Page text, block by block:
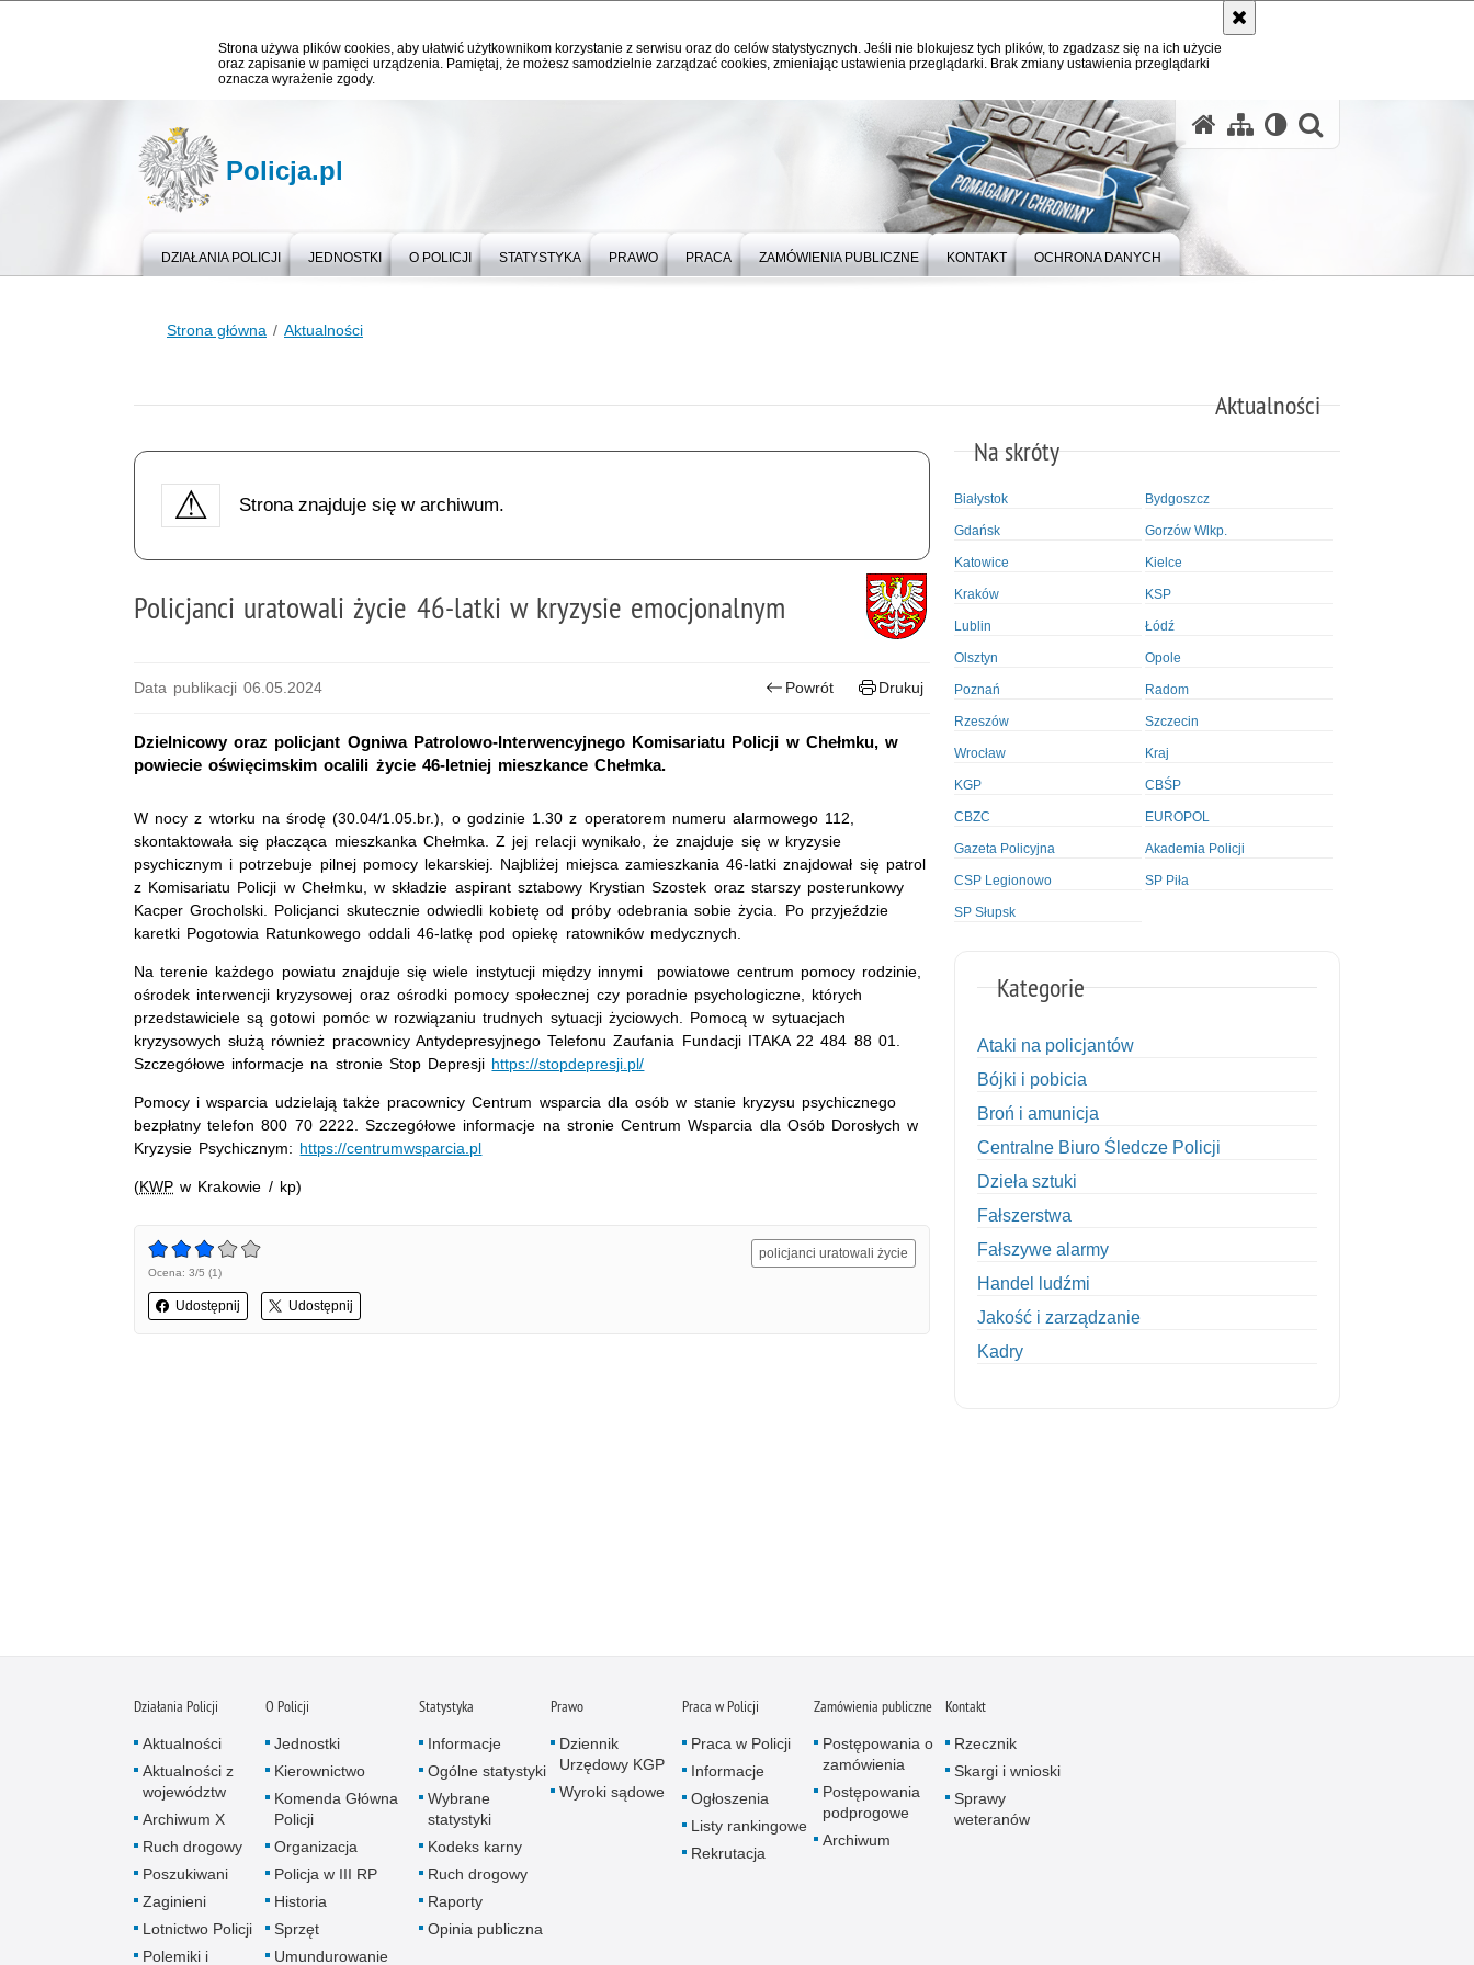
Strona używa plików cookies, aby ułatwić użytkownikom korzystanie z serwisu oraz do celów statystycznych. Jeśli nie blokujesz tych plików, to zgadzasz się na ich użycie
oraz zapisanie w pamięci urządzenia. Pamiętaj, że możesz samodzielnie zarządzać cookies, zmieniając ustawienia przeglądarki. Brak zmiany ustawienia przeglądarki
oznacza wyrażenie zgody.
Policja.pl
DZIAŁANIA POLICJI JEDNOSTKI O POLICJI STATYSTYKA PRAWO PRACA ZAMÓWIENIA PUBLICZNE KONTAKT OCHRONA DANYCH
Strona główna Aktualności
Aktualności
Strona znajduje się w archiwum.
Policjanci uratowali życie 46-latki w kryzysie emocjonalnym
Data publikacji 06.05.2024 Powrót Drukuj
Dzielnicowy oraz policjant Ogniwa Patrolowo-Interwencyjnego Komisariatu Policji w Chełmku, w
powiecie oświęcimskim ocalili życie 46-letniej mieszkance Chełmka.
W nocy z wtorku na środę (30.04/1.05.br.), o godzinie 1.30 z operatorem numeru alarmowego 112,
skontaktowała się płacząca mieszkanka Chełmka. Z jej relacji wynikało, że znajduje się w kryzysie
psychicznym i potrzebuje pilnej pomocy lekarskiej. Najbliżej miejsca zamieszkania 46-latki znajdował się patrol
z Komisariatu Policji w Chełmku, w składzie aspirant sztabowy Krystian Szostek oraz starszy posterunkowy
Kacper Grocholski. Policjanci skutecznie odwiedli kobietę od próby odebrania sobie życia. Po przyjeździe
karetki Pogotowia Ratunkowego oddali 46-latkę pod opiekę ratowników medycznych.
Na terenie każdego powiatu znajduje się wiele instytucji między innymi powiatowe centrum pomocy rodzinie,
ośrodek interwencji kryzysowej oraz ośrodki pomocy społecznej czy poradnie psychologiczne, których
przedstawiciele są gotowi pomóc w rozwiązaniu trudnych sytuacji życiowych. Pomocą w sytuacjach
kryzysowych służą również pracownicy Antydepresyjnego Telefonu Zaufania Fundacji ITAKA 22 484 88 01.
Szczegółowe informacje na stronie Stop Depresji https://stopdepresji.pl/
Pomocy i wsparcia udzielają także pracownicy Centrum wsparcia dla osób w stanie kryzysu psychicznego
bezpłatny telefon 800 70 2222. Szczegółowe informacje na stronie Centrum Wsparcia dla Osób Dorosłych w
Kryzysie Psychicznym: https://centrumwsparcia.pl
(KWP w Krakowie / kp)
Ocena: 3/5 (1)
Udostępnij Udostępnij
policjanci uratowali życie
Na skróty
Białystok Bydgoszcz
Gdańsk Gorzów Wlkp.
Katowice Kielce
Kraków KSP
Lublin Łódź
Olsztyn Opole
Poznań Radom
Rzeszów Szczecin
Wrocław Kraj
KGP CBŚP
CBZC EUROPOL
Gazeta Policyjna Akademia Policji
CSP Legionowo SP Piła
SP Słupsk
Kategorie
Ataki na policjantów
Bójki i pobicia
Broń i amunicja
Centralne Biuro Śledcze Policji
Dzieła sztuki
Fałszerstwa
Fałszywe alarmy
Handel ludźmi
Jakość i zarządzanie
Kadry
Nietrzeźwi kierujący
Nietrzeźwi opiekunowie
Działania Policji
Aktualności
Aktualności z
województw
Archiwum X
Ruch drogowy
Poszukiwani
Zaginieni
Lotnictwo Policji
Polemiki i
O Policji
Jednostki
Kierownictwo
Komenda Główna
Policji
Organizacja
Policja w III RP
Historia
Sprzęt
Umundurowanie
Statystyka
Informacje
Ogólne statystyki
Wybrane
statystyki
Kodeks karny
Ruch drogowy
Raporty
Opinia publiczna
Prawo
Dziennik
Urzędowy KGP
Wyroki sądowe
Praca w Policji
Praca w Policji
Informacje
Ogłoszenia
Listy rankingowe
Rekrutacja
Zamówienia publiczne
Postępowania o
zamówienia
Postępowania
podprogowe
Archiwum
Kontakt
Rzecznik
Skargi i wnioski
Sprawy
weteranów